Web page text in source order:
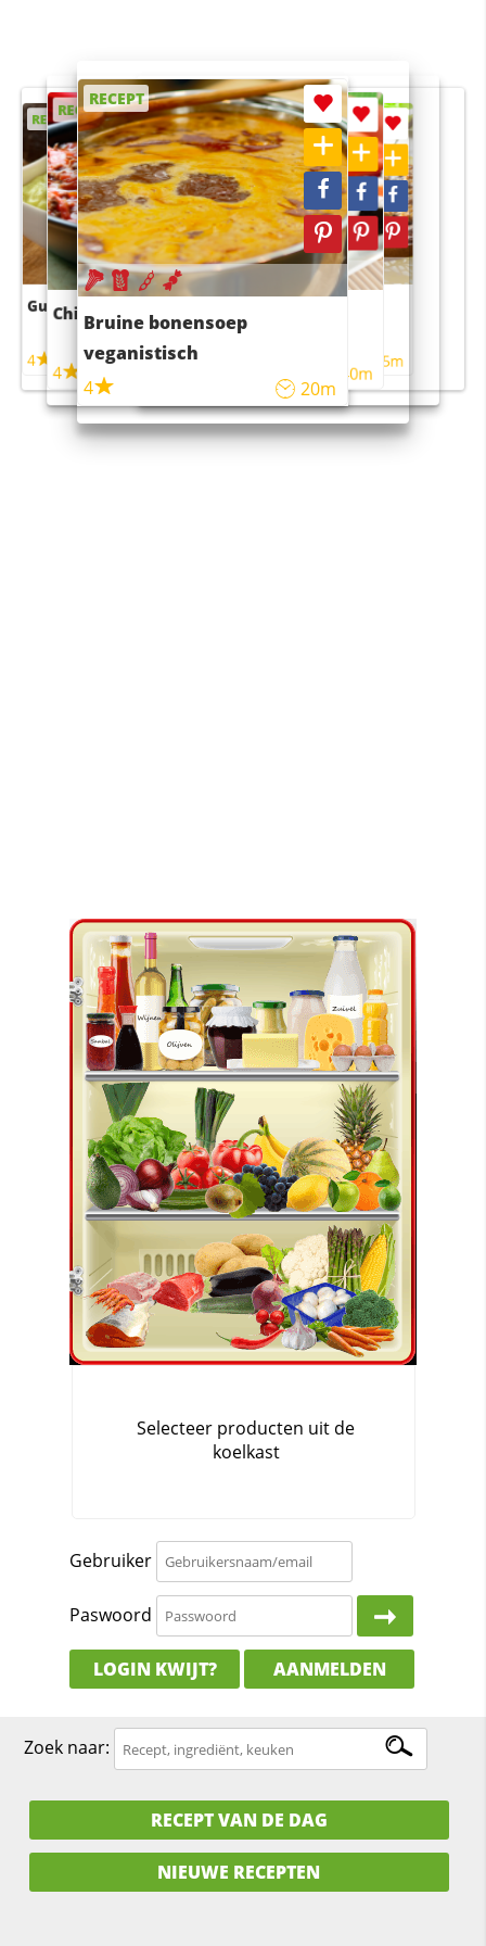
Gebruiker
Paswoord
LOGIN KWIJT? AANMELDEN
RECEPT
Guacamole
4
RECEPT
Chili con carne
4
RECEPT
Bruine bonensoep
veganistisch
4
20m
RECEPT
Sushi rijstsalade
maaltijdsalade
40m
RECEPT
4 55m
Zoek naar:
RECEPT VAN DE DAG
NIEUWE RECEPTEN